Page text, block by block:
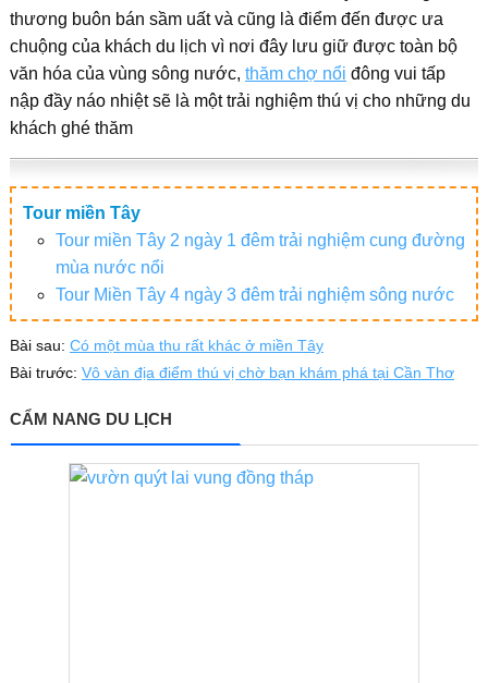
thương buôn bán sầm uất và cũng là điểm đến được ưa
chuộng của khách du lịch vì nơi đây lưu giữ được toàn bộ
văn hóa của vùng sông nước, thăm chợ nổi đông vui tấp
nập đầy náo nhiệt sẽ là một trải nghiệm thú vị cho những du
khách ghé thăm
Tour miền Tây
Tour miền Tây 2 ngày 1 đêm trải nghiệm cung đường
mùa nước nổi
Tour Miền Tây 4 ngày 3 đêm trải nghiệm sông nước
Bài sau: Có một mùa thu rất khác ở miền Tây
Bài trước: Vô vàn địa điểm thú vị chờ bạn khám phá tại Cần Thơ
CẨM NANG DU LỊCH